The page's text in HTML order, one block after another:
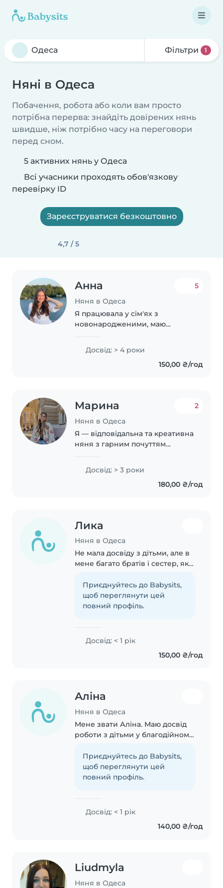
Фільтри 1
Няні в Одеса
Побачення, робота або коли вам просто
потрібна перерва: знайдіть довірених нянь
швидше, ніж потрібно часу на переговори
перед сном.
5 активних нянь у Одеса
Всі учасники проходять обов'язкову
перевірку ID
Зареєструватися безкоштовно
4,7 / 5
Анна
Няня в Одеса
5
Я працювала у сім'ях з
новонародженими, маю
знаходжу контакт з дітками ,
люблю активний спосіб життя,
Досвід: > 4 роки
150,00 ₴/год
Марина
Няня в Одеса
2
Я — відповідальна та креативна
няня з гарним почуттям
до молодших школярів.
Полюбляю малювати, читати,
Досвід: > 3 роки
180,00 ₴/год
Лика
Няня в Одеса
Не мала досвіду з дітьми, але в
мене багато братів і сестер, які
справлятися з дітьми, можу
нести відповідальність і брати
на себе багато домашніх справ:
Приєднуйтесь до Babysits,
щоб переглянути цей
повний профіль.
Досвід: < 1 рік
150,00 ₴/год
Аліна
Няня в Одеса
Мене звати Аліна. Маю досвід
роботи з дітьми у благодійному
віку з яким я проводжу час.
Приєднуйтесь до Babysits,
щоб переглянути цей
повний профіль.
Досвід: < 1 рік
140,00 ₴/год
Liudmyla
Няня в Одеса